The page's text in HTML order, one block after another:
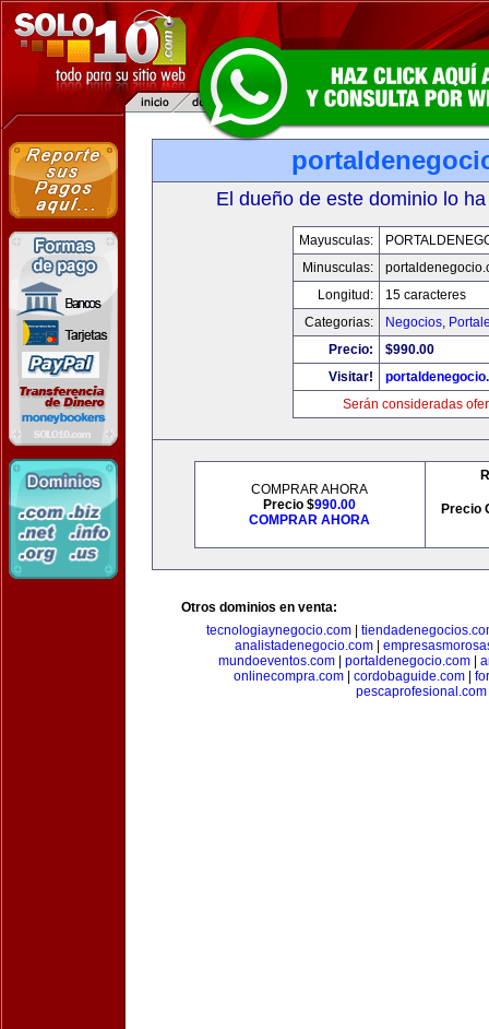
El dueño de este dominio lo
Mayusculas:
Minusculas:
Longitud:
15 caracteres
Categorias:
Negocios,
Precio:
$990.00
Visitar!
Serán consideradas
COMPRAR AHORA
Precio $990.00
COMPRAR AHORA
Precio
Otros dominios en venta:
tecnologiaynegocio.com
analistadenegocio.com
mundoeventos.com| portaldenegocio.com|
onlinecompra.com| cordobaguide.com|
pescaprofesional.com